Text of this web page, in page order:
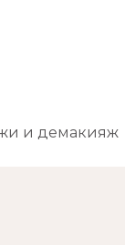
и демакияж